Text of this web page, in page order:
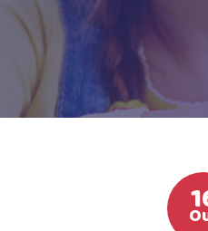
COLÉGIO MURIALDO
NÍVEIS DE ENSINO
HIGH SCHOOL
LISTA DE MATERIAIS